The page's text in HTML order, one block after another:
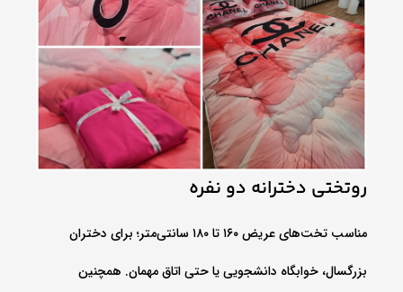
روتختی دخترانه دو نفره
مناسب تخت‌های عریض ۱۶۰ تا ۱۸۰ سانتی‌متر؛ برای دختران
بزرگسال، خوابگاه دانشجویی یا حتی اتاق مهمان. همچنین